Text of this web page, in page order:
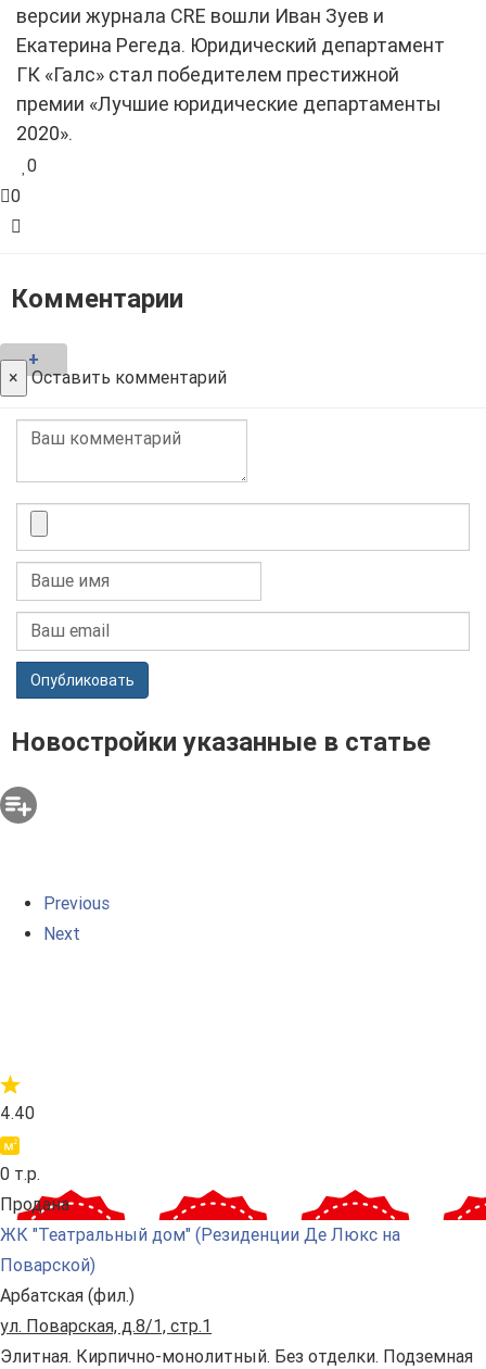
версии журнала CRE вошли Иван Зуев и
Екатерина Регеда. Юридический департамент
ГК «Галс» стал победителем престижной
премии «Лучшие юридические департаменты
2020».
0
0
Комментарии
+
× Оставить комментарий
Опубликовать
Новостройки указанные в статье
Previous
Next
4.40
0 т.р.
Продана
ЖК "Театральный дом" (Резиденции Де Люкс на
Поварской)
Арбатская (фил.)
ул. Поварская, д.8/1, стр.1
Элитная. Кирпично-монолитный. Без отделки. Подземная